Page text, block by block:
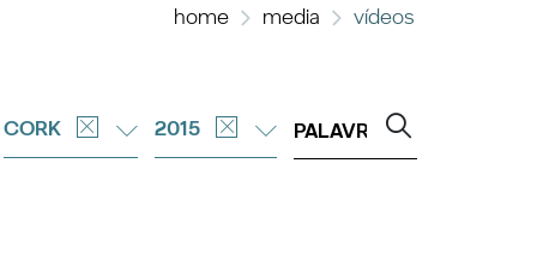
home media vídeos
CORK 2015